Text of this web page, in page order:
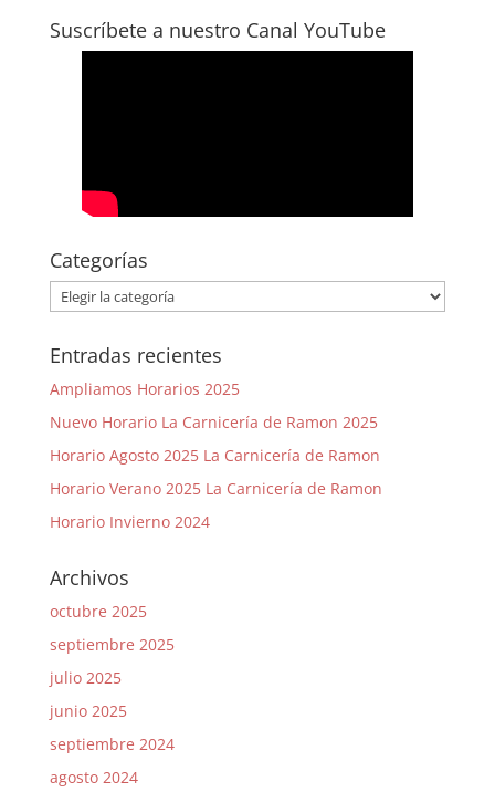
Suscríbete a nuestro Canal YouTube
Categorías
Categorías
Entradas recientes
Ampliamos Horarios 2025
Nuevo Horario La Carnicería de Ramon 2025
Horario Agosto 2025 La Carnicería de Ramon
Horario Verano 2025 La Carnicería de Ramon
Horario Invierno 2024
Archivos
octubre 2025
septiembre 2025
julio 2025
junio 2025
septiembre 2024
agosto 2024